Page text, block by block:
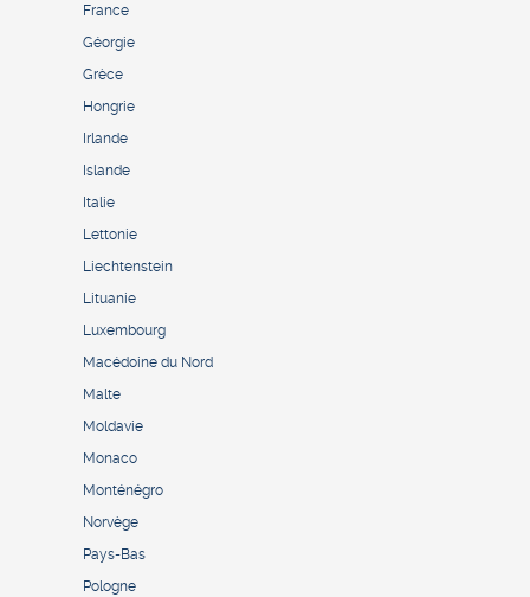
France
Géorgie
Grèce
Hongrie
Irlande
Islande
Italie
Lettonie
Liechtenstein
Lituanie
Luxembourg
Macédoine du Nord
Malte
Moldavie
Monaco
Monténégro
Norvège
Pays-Bas
Pologne